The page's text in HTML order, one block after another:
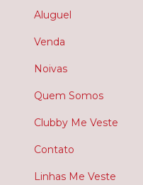
Aluguel
Venda
Noivas
Quem Somos
Clubby Me Veste
Contato
Linhas Me Veste